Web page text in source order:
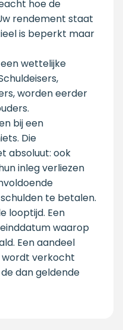
hoe de
rendement staat
is beperkt maar
wettelijke
worden eerder
bij een
Die
absoluut: ook
inleg verliezen
te betalen.
looptijd. Een
waarop
Een aandeel
wordt verkocht
dan geldende